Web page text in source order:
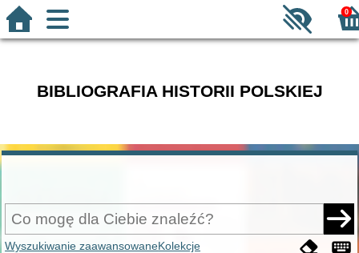
0
BIBLIOGRAFIA HISTORII POLSKIEJ
Wyszukiwanie zaawansowaneKolekcje